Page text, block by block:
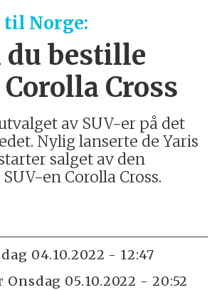
Norge:
du bestille
Cross
av SUV-er på det
Nylig lanserte de Yaris
salget av den
en Corolla Cross.
04.10.2022 - 12:47
onsdag 05.10.2022 - 20:52